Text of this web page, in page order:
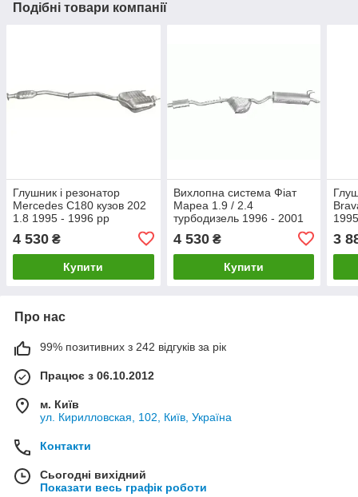
Подібні товари компанії
Глушник і резонатор
Mercedes C180 кузов 202
1.8 1995 - 1996 рр
4 530 ₴
Купити
Вихлопна система Фіат
Мареа 1.9 / 2.4
турбодизель 1996 - 2001
4 530₴
Купити
3
Про нас
99% позитивних з 242 відгуків за рік
Працює з 06.10.2012
м. Київ
ул. Кирилловская, 102, Київ, Україна
Контакти
Сьогодні вихідний
Показати весь графік роботи